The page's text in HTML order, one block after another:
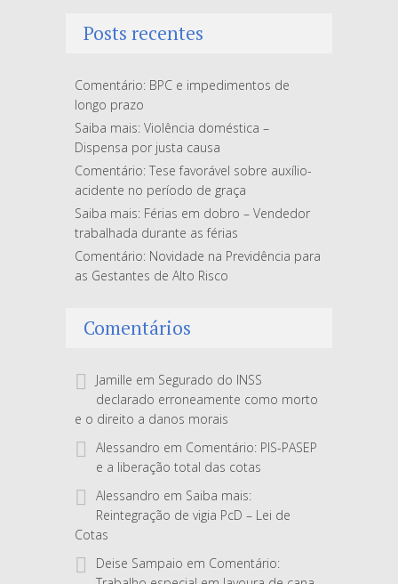
Posts recentes
Comentário: BPC e impedimentos de
longo prazo
Saiba mais: Violência doméstica –
Dispensa por justa causa
Comentário: Tese favorável sobre auxílio-
acidente no período de graça
Saiba mais: Férias em dobro – Vendedor
trabalhada durante as férias
Comentário: Novidade na Previdência para
as Gestantes de Alto Risco
Comentários
Jamille em Segurado do INSS
declarado erroneamente como morto
e o direito a danos morais
Alessandro em Comentário: PIS-PASEP
e a liberação total das cotas
Alessandro em Saiba mais:
Reintegração de vigia PcD – Lei de
Cotas
Deise Sampaio em Comentário: